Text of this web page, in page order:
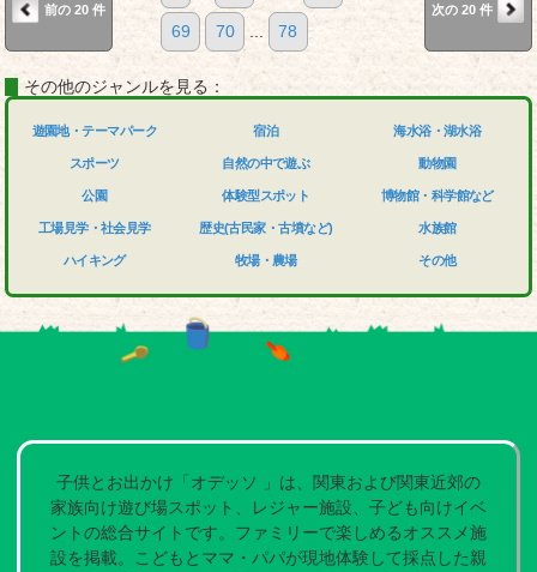
前の 20 件
69 70 ... 78
次の 20 件
その他のジャンルを見る：
遊園地・テーマパーク
スポーツ
公園
工場見学・社会見学
ハイキング
宿泊
自然の中で遊ぶ
体験型スポット
歴史(古民家・古墳など)
牧場・農場
海水浴・湖水浴
動物園
博物館・科学館など
水族館
その他
子供とお出かけ「オデッソ 」は、関東および関東近郊の
家族向け遊び場スポット、レジャー施設、子ども向けイベ
ントの総合サイトです。ファミリーで楽しめるオススメ施
設を掲載。こどもとママ・パパが現地体験して採点した親